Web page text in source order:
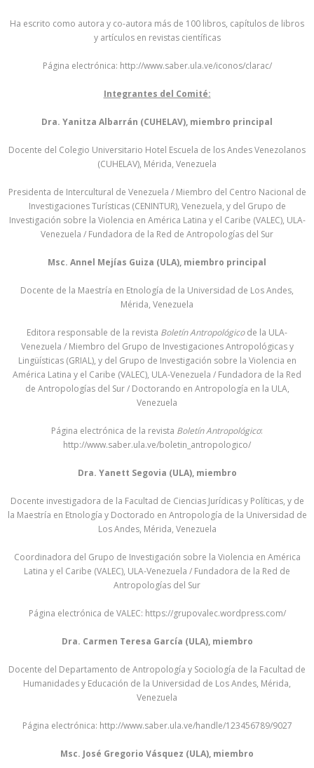
Ha escrito como autora y co-autora más de 100 libros, capítulos de libros
y artículos en revistas científicas
Página electrónica: http://www.saber.ula.ve/iconos/clarac/
Integrantes del Comité:
Dra. Yanitza Albarrán (CUHELAV), miembro principal
Docente del Colegio Universitario Hotel Escuela de los Andes Venezolanos
(CUHELAV), Mérida, Venezuela
Presidenta de Intercultural de Venezuela / Miembro del Centro Nacional de
Investigaciones Turísticas (CENINTUR), Venezuela, y del Grupo de
Investigación sobre la Violencia en América Latina y el Caribe (VALEC), ULA-
Venezuela / Fundadora de la Red de Antropologías del Sur
Msc. Annel Mejías Guiza (ULA), miembro principal
Docente de la Maestría en Etnología de la Universidad de Los Andes,
Mérida, Venezuela
Editora responsable de la revista Boletín Antropológicode la ULA-
Venezuela / Miembro del Grupo de Investigaciones Antropológicas y
Lingüísticas (GRIAL), y del Grupo de Investigación sobre la Violencia en
América Latina y el Caribe (VALEC), ULA-Venezuela / Fundadora de la Red
de Antropologías del Sur / Doctorando en Antropología en la ULA,
Venezuela
Página electrónica de la revista Boletín Antropológico:
http://www.saber.ula.ve/boletin_antropologico/
Dra. Yanett Segovia (ULA), miembro
Docente investigadora de la Facultad de Ciencias Jurídicas y Políticas, y de
la Maestría en Etnología y Doctorado en Antropología de la Universidad de
Los Andes, Mérida, Venezuela
Coordinadora del Grupo de Investigación sobre la Violencia en América
Latina y el Caribe (VALEC), ULA-Venezuela / Fundadora de la Red de
Antropologías del Sur
Página electrónica de VALEC: https://grupovalec.wordpress.com/
Dra. Carmen Teresa García (ULA), miembro
Docente del Departamento de Antropología y Sociología de la Facultad de
Humanidades y Educación de la Universidad de Los Andes, Mérida,
Venezuela
Página electrónica: http://www.saber.ula.ve/handle/123456789/9027
Msc. José Gregorio Vásquez (ULA), miembro